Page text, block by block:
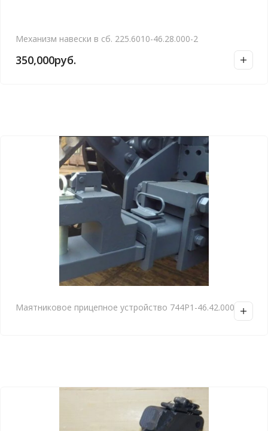
Механизм навески в сб. 225.6010-46.28.000-2
350,000руб.
Маятниковое прицепное устройство 744Р1-46.42.000